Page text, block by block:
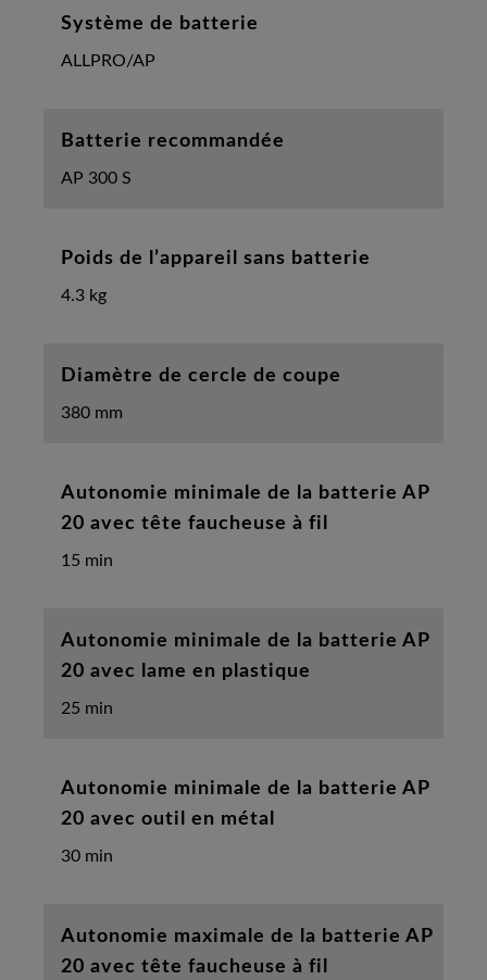
Système de batterie
ALLPRO/AP
Batterie recommandée
AP 300 S
Poids de l’appareil sans batterie
4.3 kg
Diamètre de cercle de coupe
380 mm
Autonomie minimale de la batterie AP
20 avec tête faucheuse à fil
15 min
Autonomie minimale de la batterie AP
20 avec lame en plastique
25 min
Autonomie minimale de la batterie AP
20 avec outil en métal
30 min
Autonomie maximale de la batterie AP
20 avec tête faucheuse à fil